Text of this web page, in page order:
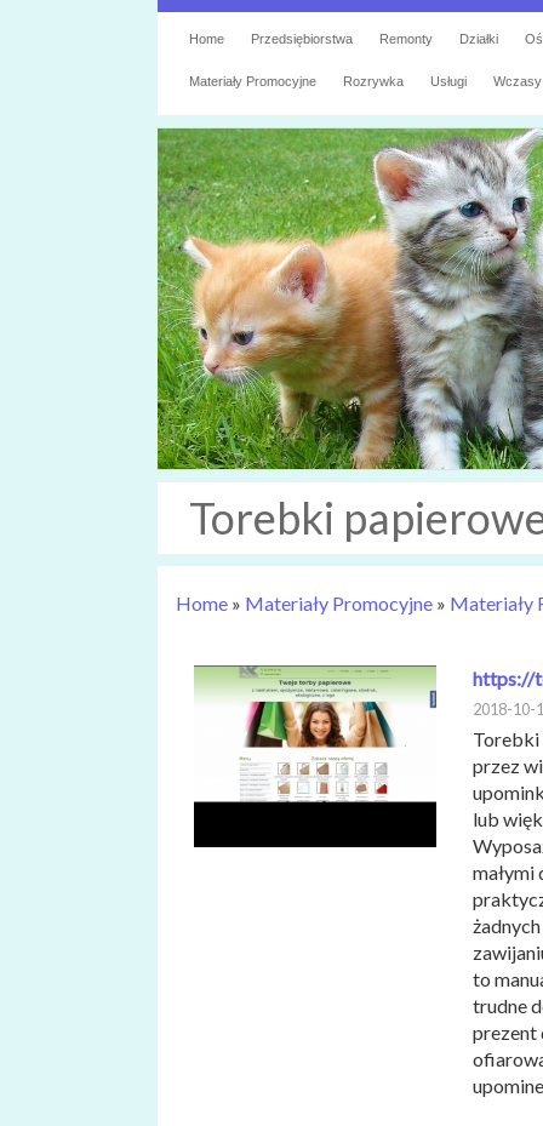
Home Przedsiębiorstwa Remonty Działki
Materiały Promocyjne Rozrywka Usługi Wczasy
Torebki
Home » Materiały Promocyjne » Materiały
https://
2018-10-
Torebki
przez
lub
małymi
to
trudne
prezent